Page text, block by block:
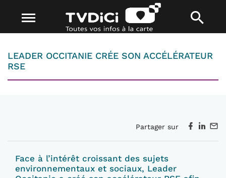
LEADER OCCITANIE CRÉE SON ACCÉLÉRATEUR
RSE
Partager sur
Face à l’intérêt croissant des sujets
environnementaux et sociaux, Leader